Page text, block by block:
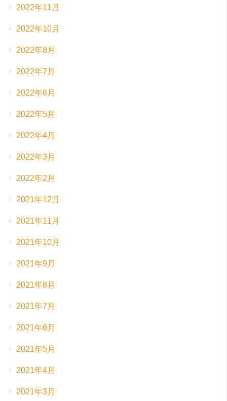
2022年11月
2022年10月
2022年8月
2022年7月
2022年6月
2022年5月
2022年4月
2022年3月
2022年2月
2021年12月
2021年11月
2021年10月
2021年9月
2021年8月
2021年7月
2021年6月
2021年5月
2021年4月
2021年3月